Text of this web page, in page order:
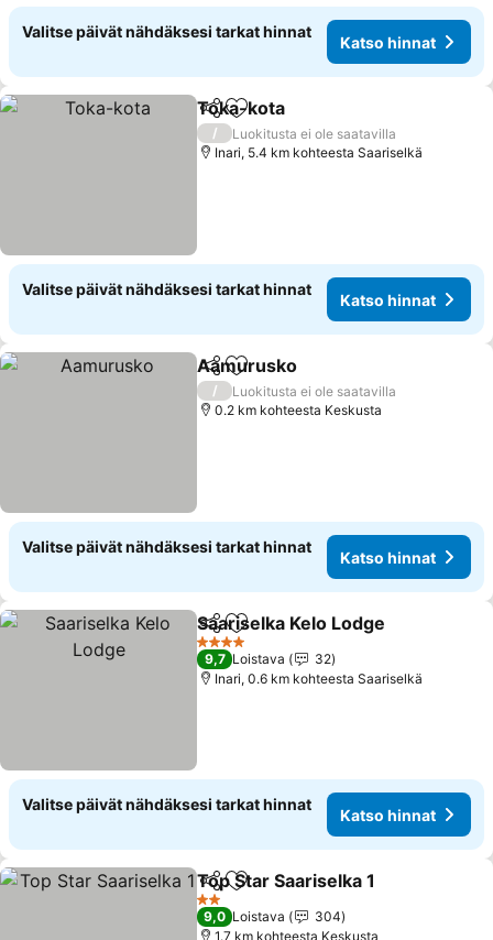
Valitse päivät nähdäksesi tarkat hinnat
Katso hinnat
Jaa Lisää suosikkeihin
Toka-kota
/
Luokitusta ei ole saatavilla
Inari, 5.4 km kohteesta Saariselkä
Valitse päivät nähdäksesi tarkat hinnat
Katso hinnat
Jaa Lisää suosikkeihin
Aamurusko
/
Luokitusta ei ole saatavilla
0.2 km kohteesta Keskusta
Valitse päivät nähdäksesi tarkat hinnat
Katso hinnat
Jaa Lisää suosikkeihin
Saariselka Kelo Lodge
4 Tähtiluokitus
9,7 Loistava
32
Inari, 0.6 km kohteesta Saariselkä
Valitse päivät nähdäksesi tarkat hinnat
Katso hinnat
Jaa Lisää suosikkeihin
Top Star Saariselka 1
2 Tähtiluokitus
9,0 Loistava
304
1.7 km kohteesta Keskusta